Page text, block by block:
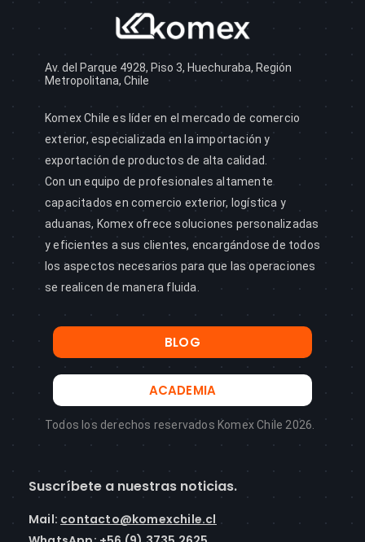
Av. del Parque 4928, Piso 3, Huechuraba, Región
Metropolitana, Chile
Komex Chile es líder en el mercado de comercio
exterior, especializada en la importación y
exportación de productos de alta calidad.
Con un equipo de profesionales altamente
capacitados en comercio exterior, logística y
aduanas, Komex ofrece soluciones personalizadas
y eficientes a sus clientes, encargándose de todos
los aspectos necesarios para que las operaciones
se realicen de manera fluida.
BLOG
ACADEMIA
Todos los derechos reservados Komex Chile 2026.
Suscríbete a nuestras noticias.
Mail: contacto@komexchile.cl